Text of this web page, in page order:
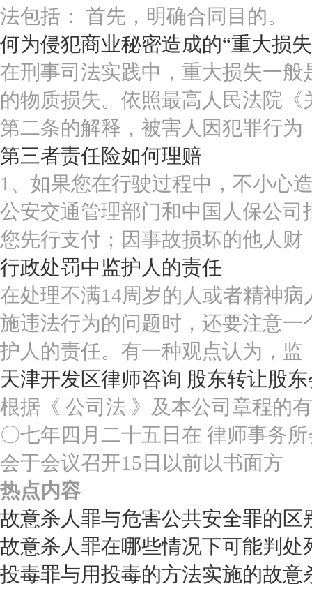
法包括： 首先，明确合同目的。
何为侵犯商业秘密造成的“重大损
在刑事司法实践中，重大损失一
的物质损失。依照最高人民法院
第二条的解释，被害人因犯罪行为
第三者责任险如何理赔
1、如果您在行驶过程中，不小心
公安交通管理部门和中国人保公
您先行支付；因事故损坏的他人财
行政处罚中监护人的责任
在处理不满14周岁的人或者精神
施违法行为的问题时，还要注意
护人的责任。有一种观点认为，监
天津开发区律师咨询 股东转让股
根据《 公司法 》及本公司章程的
〇七年四月二十五日在 律师事务
会于会议召开15日以前以书面方
热点内容
故意杀人罪与危害公共安全罪的区
故意杀人罪在哪些情况下可能判处
投毒罪与用投毒的方法实施的故意